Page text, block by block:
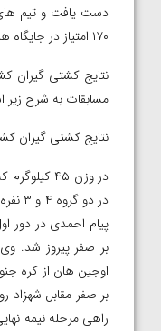
۱۷۰ امتیاز در جایگاه های اول و سوم ایستادند.
نتایج کشتی گیران
مسابقات به شرح
نتایج کشتی گیران
در دو
بر صفر مقابل شهزاد